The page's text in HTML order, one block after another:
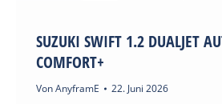
SUZUKI SWIFT 1.2 DUALJET
COMFORT+
VonAnyframE 22. Juni 2026